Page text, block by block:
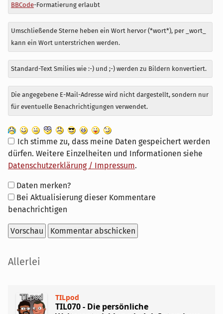
BBCode-Formatierung erlaubt
Umschließende Sterne heben ein Wort hervor (*wort*), per _wort_
kann ein Wort unterstrichen werden.
Standard-Text Smilies wie :-) und ;-) werden zu Bildern konvertiert.
Die angegebene E-Mail-Adresse wird nicht dargestellt, sondern nur
für eventuelle Benachrichtigungen verwendet.
Ich stimme zu, dass meine Daten gespeichert werden
dürfen. Weitere Einzelheiten und Informationen siehe
Datenschutzerklärung / Impressum.
Formular-
Optionen
Daten merken?
Bei Aktualisierung dieser Kommentare
benachrichtigen
Seitenleiste
Allerlei